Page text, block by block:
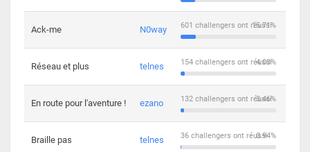
Ack-me N0way 15.71%
601 challengers ont réussi
Réseau et plus telnes 4.03%
154 challengers ont réussi
En route pour l'aventure ! ezano 3.46%
132 challengers ont réussi
Braille pas telnes 0.94%
36 challengers ont réussi